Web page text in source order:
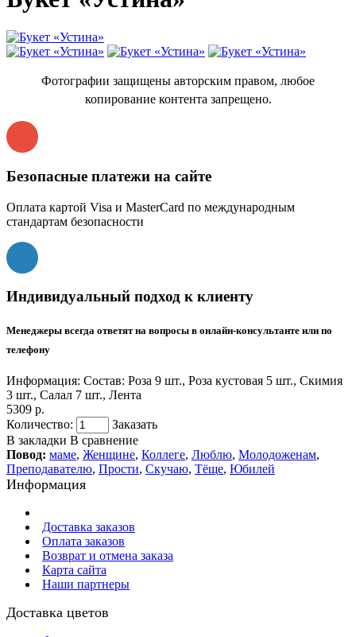
Фотографии защищены авторским правом, любое
копирование контента запрещено.
Безопасные платежи на сайте
Оплата картой Visa и MasterCard по международным
стандартам безопасности
Индивидуальный подход к клиенту
Менеджеры всегда ответят на вопросы в онлайн-консультанте или по
телефону
Информация: Состав: Роза 9 шт., Роза кустовая 5 шт., Скимия
3 шт., Салал 7 шт., Лента
5309 р.
Количество:
Заказать
В закладки В сравнение
Повод: маме, Женщине, Коллеге, Люблю, Молодоженам,
Преподавателю, Прости, Скучаю, Тёще, Юбилей
Информация
Доставка заказов
Оплата заказов
Возврат и отмена заказа
Карта сайта
Наши партнеры
Доставка цветов